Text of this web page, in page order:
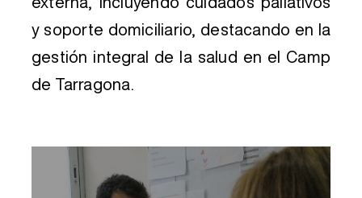
y soporte domiciliario, destacando en la
gestión integral de la salud en el Camp
de Tarragona.